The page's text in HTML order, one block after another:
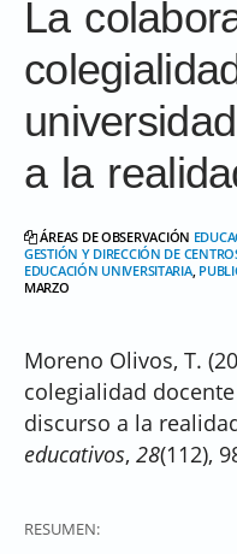
La
a la
ÁREAS DE OBSERVACIÓN
GESTIÓN Y DIRECCIÓN DE
EDUCACIÓN UNIVERSITARIA,
MARZO
Moreno Olivos, T.
colegialidad
discurso a la
educativos, 28(112),
RESUMEN: